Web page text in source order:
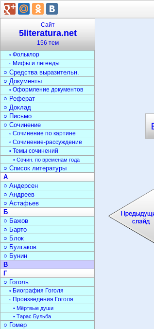
Сайт
5literatura.net
156 тем
▫ Загадки
Текст
○ Типы текста
○ Анализ текста
○ Стили речи
▫ Фольклор
▫ Мифы и легенды
○ Средства выразительн.
○ Документы
▫ Оформление документов
○ Реферат
○ Доклад
○ Письмо
○ Сочинение
▫ Сочинение по картине
▫ Сочинение-рассуждение
▫ Темы сочинений
• Сочин. по временам года
○ Список литературы
А
○ Андерсен
○ Андреев
○ Астафьев
Б
○ Бажов
○ Барто
○ Блок
○ Булгаков
○ Бунин
В
Г
○ Гоголь
▫ Биография Гоголя
▫ Произведения Гоголя
• Мёртвые души
• Тарас Бульба
○ Гомер